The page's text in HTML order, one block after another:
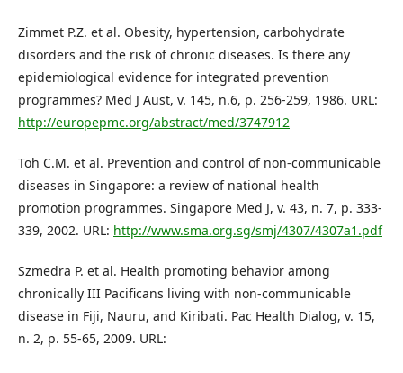
Zimmet P.Z. et al. Obesity, hypertension, carbohydrate
disorders and the risk of chronic diseases. Is there any
epidemiological evidence for integrated prevention
programmes? Med J Aust, v. 145, n.6, p. 256-259, 1986. URL:
http://europepmc.org/abstract/med/3747912
Toh C.M. et al. Prevention and control of non-communicable
diseases in Singapore: a review of national health
promotion programmes. Singapore Med J, v. 43, n. 7, p. 333-
339, 2002. URL: http://www.sma.org.sg/smj/4307/4307a1.pdf
Szmedra P. et al. Health promoting behavior among
chronically III Pacificans living with non-communicable
disease in Fiji, Nauru, and Kiribati. Pac Health Dialog, v. 15,
n. 2, p. 55-65, 2009. URL: